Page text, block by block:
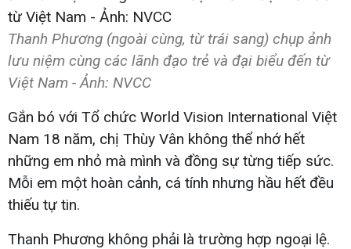
Thanh Phương (ngoài cùng, từ trái sang) chụp ảnh
lưu niệm cùng các lãnh đạo trẻ và đại biểu đến từ
Việt Nam - Ảnh: NVCC
Gắn bó với Tổ chức World Vision International Việt
Nam 18 năm, chị Thùy Vân không thể nhớ hết
những em nhỏ mà mình và đồng sự từng tiếp sức.
Mỗi em một hoàn cảnh, cá tính nhưng hầu hết đều
thiếu tự tin.
Thanh Phương không phải là trường hợp ngoại lệ.